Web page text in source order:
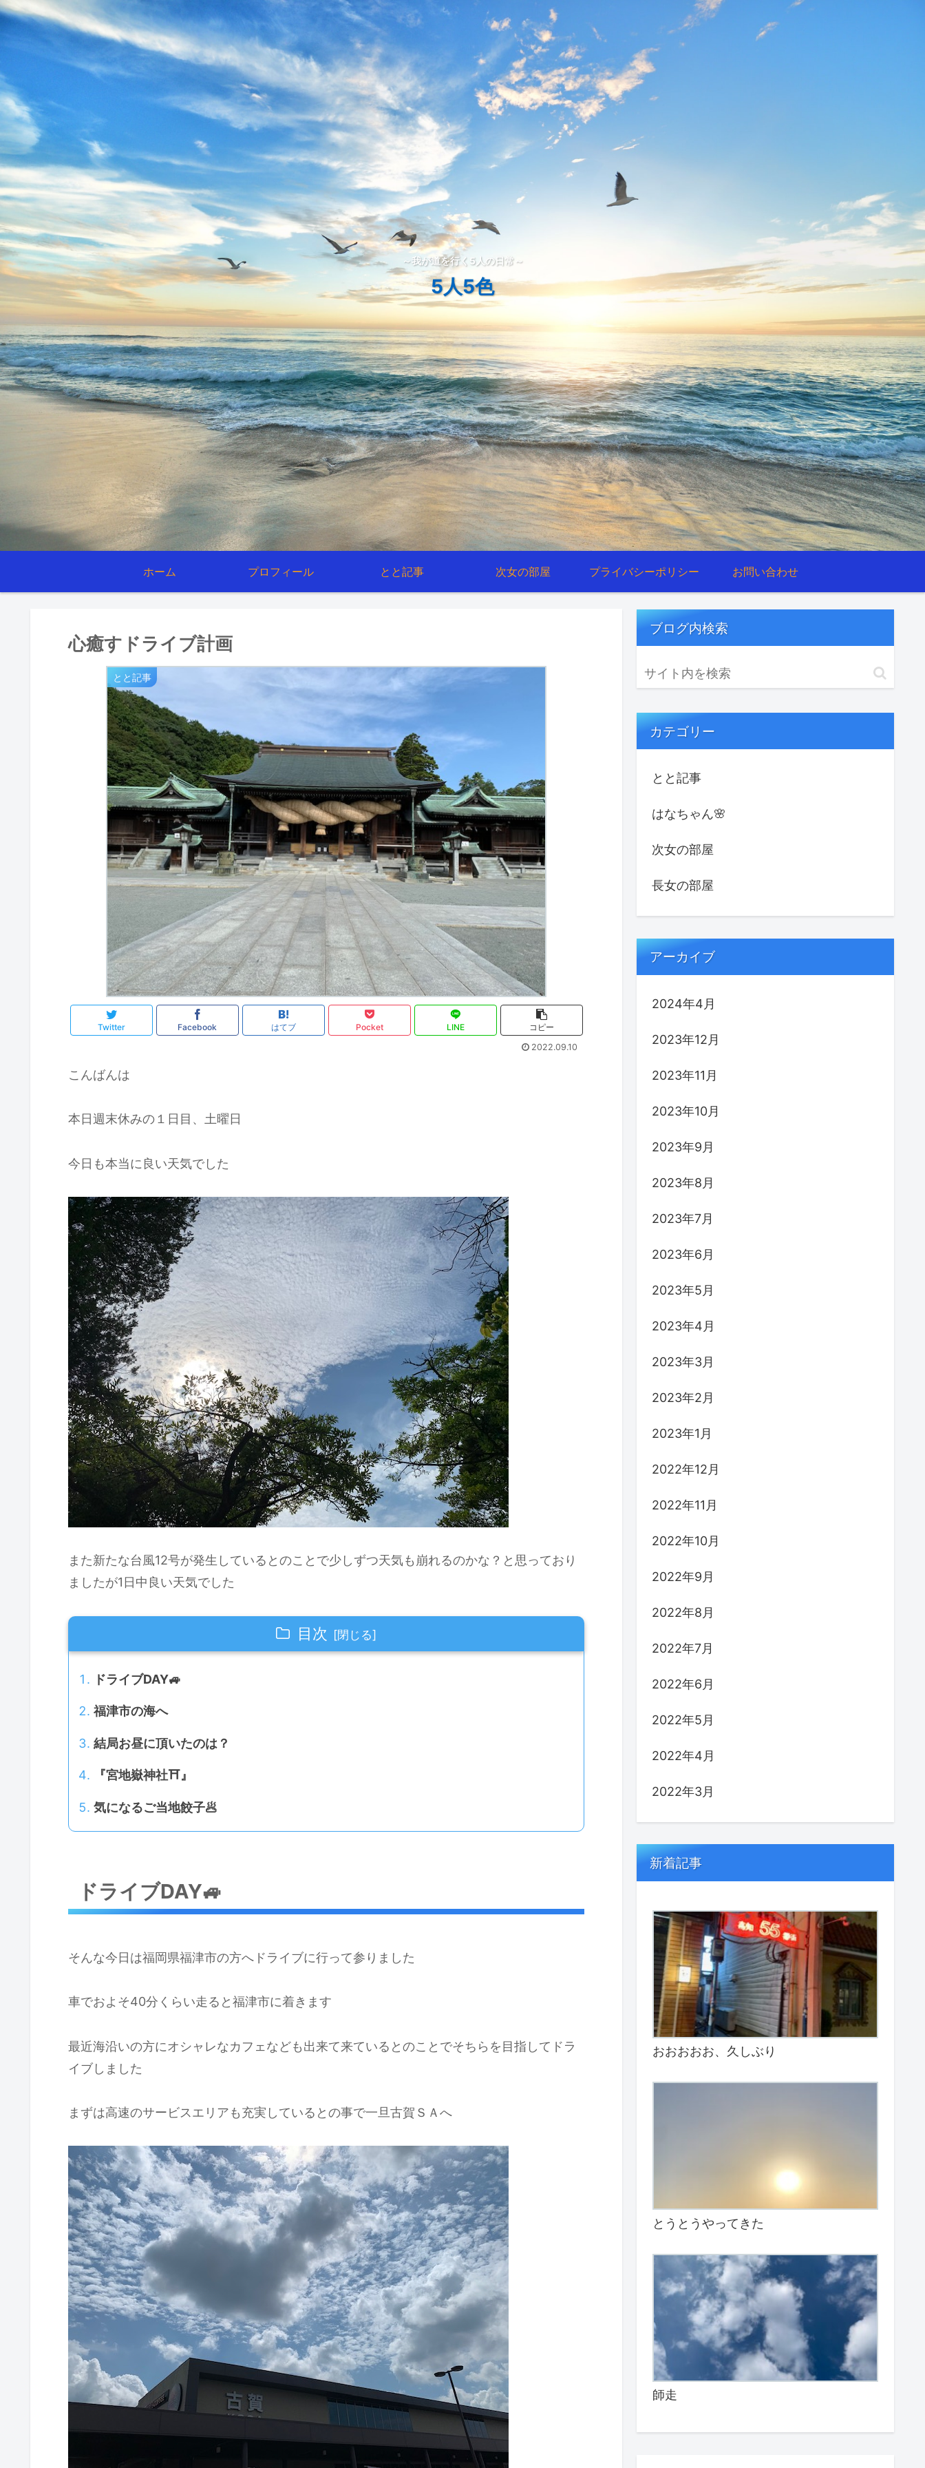
～我が道を行く5人の日常～
5人5色
ホーム プロフィール とと記事 次女の部屋 プライバシーポリシー お問い合わせ
心癒すドライブ計画
とと記事
Twitter Facebook はてブ Pocket LINE
コピー
2022.09.10
こんばんは
本日週末休みの１日目、土曜日
今日も本当に良い天気でした
また新たな台風12号が発生しているとのことで少しずつ天気も崩れるのかな？と思っており
ましたが1日中良い天気でした
目次
ドライブDAY🚙
福津市の海へ
結局お昼に頂いたのは？
『宮地嶽神社⛩』
気になるご当地餃子🥟
ドライブDAY🚙
そんな今日は福岡県福津市の方へドライブに行って参りました
車でおよそ40分くらい走ると福津市に着きます
最近海沿いの方にオシャレなカフェなども出来て来ているとのことでそちらを目指してドラ
イブしました
まずは高速のサービスエリアも充実しているとの事で一旦古賀ＳＡへ
ブログ内検索
カテゴリー
とと記事
はなちゃん🌸
次女の部屋
長女の部屋
アーカイブ
2024年4月
2023年12月
2023年11月
2023年10月
2023年9月
2023年8月
2023年7月
2023年6月
2023年5月
2023年4月
2023年3月
2023年2月
2023年1月
2022年12月
2022年11月
2022年10月
2022年9月
2022年8月
2022年7月
2022年6月
2022年5月
2022年4月
2022年3月
新着記事
おおおおお、久しぶり
とうとうやってきた
師走